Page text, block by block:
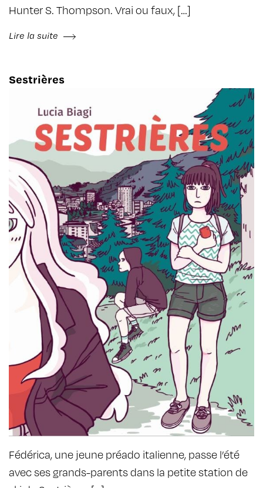
Hunter S. Thompson. Vrai ou faux, […]
Lire la suite
Sestrières
Fédérica, une jeune préado italienne, passe l’été
avec ses grands-parents dans la petite station de